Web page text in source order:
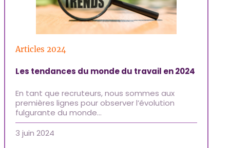
Articles 2024
Les tendances du monde du travail en 2024
En tant que recruteurs, nous sommes aux
premières lignes pour observer l’évolution
fulgurante du monde…
3 juin 2024